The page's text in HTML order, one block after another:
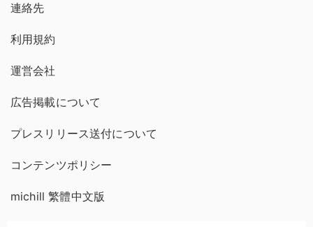
連絡先
利用規約
運営会社
広告掲載について
プレスリリース送付について
コンテンツポリシー
michill 繁體中文版